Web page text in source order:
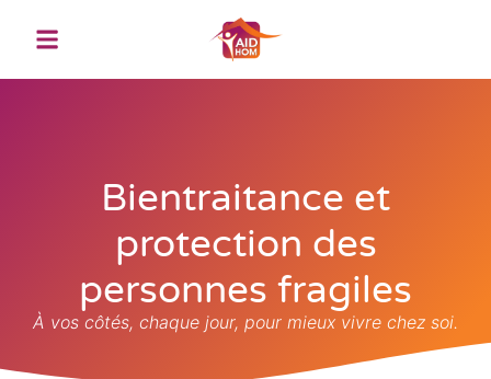
principal
Bientraitance et
protection des
personnes fragiles
À vos côtés, chaque jour, pour mieux vivre chez soi.